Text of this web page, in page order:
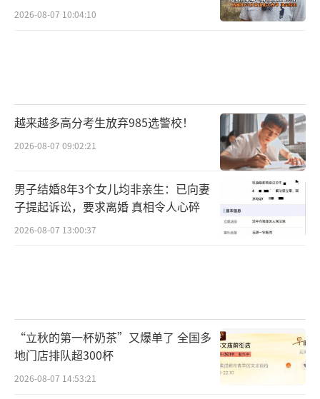
2026-08-07 10:04:10
越来越多高分考生放弃985选警校！
2026-08-07 09:02:21
男子结婚8年3个女儿均非亲生：已向妻
子提起诉讼，要求离婚 真相令人心碎
2026-08-07 13:00:37
“立秋的第一杯奶茶”又爆单了 全国多
地门店排队超300杯
2026-08-07 14:53:21